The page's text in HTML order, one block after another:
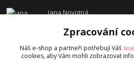
Jana Novotná
dzejn.n@email.cz
Zpracování
Náš e-shop a partneři potřebují Váš
cookies, aby Vám mohli zobrazovat